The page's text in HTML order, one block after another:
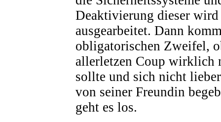
Deaktivierung dieser
ausgearbeitet. Dann
obligatorischen Zweifel,
allerletzen Coup wirklich
sollte und sich nicht
von seiner Freundin
geht es los.